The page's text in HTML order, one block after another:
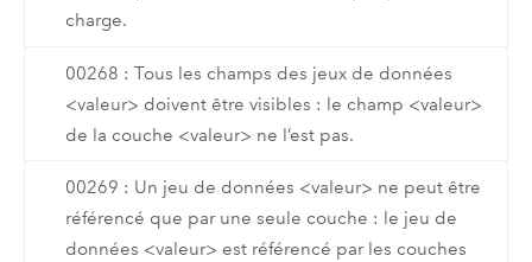
charge.
00268 : Tous les champs des jeux de données
<valeur> doivent être visibles : le champ <valeur>
de la couche <valeur> ne l’est pas.
00269 : Un jeu de données <valeur> ne peut être
référencé que par une seule couche : le jeu de
données <valeur> est référencé par les couches